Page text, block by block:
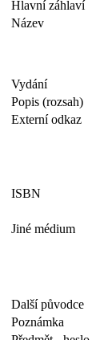
Hlavní záhlaví
Název
Vydání
Popis (rozsah)
Externí odkaz
ISBN
Jiné médium
Další původce
Poznámka